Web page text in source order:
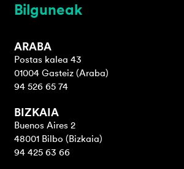
Bilguneak
ARABA
Postas kalea 43
01004 Gasteiz (Araba)
94 526 65 74
BIZKAIA
Buenos Aires 2
48001 Bilbo (Bizkaia)
94 425 63 66